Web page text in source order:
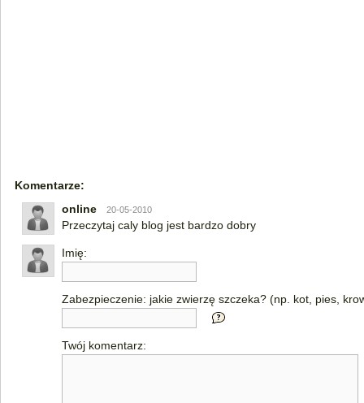
Komentarze:
online
20-05-2010
Przeczytaj caly blog jest bardzo dobry
Imię:
Zabezpieczenie: jakie zwierzę szczeka? (np. kot, pies,
Twój komentarz: